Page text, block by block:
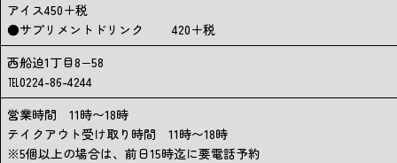
アイス450＋税
●サプリメントドリンク 420＋税
西船迫1丁目8−58
℡0224-86-4244
営業時間 11時〜18時
テイクアウト受け取り時間 11時〜18時
※5個以上の場合は、前日15時迄に要電話予約